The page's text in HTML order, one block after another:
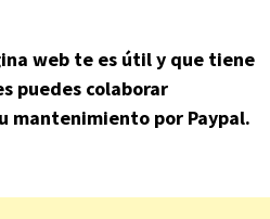
web te es útil y que tiene
puedes colaborar
mantenimiento por Paypal.